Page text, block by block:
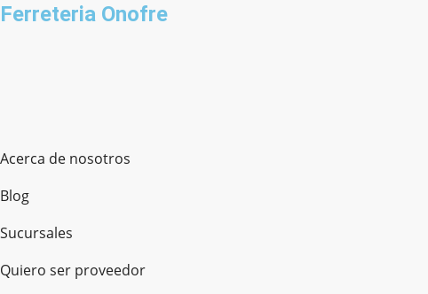
Ferreteria Onofre
Acerca de nosotros
Blog
Sucursales
Quiero ser proveedor